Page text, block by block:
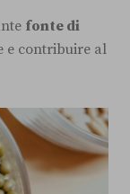
fonte di
e contribuire al